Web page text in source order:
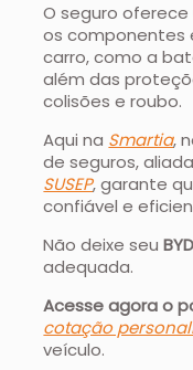
O seguro
os componentes
carro, como a
além das
colisões e roubo.
Aqui na Smartia,
de seguros,
SUSEP, garante
confiável e
Não deixe seu
adequada.
Acesse agora o
cotação
veículo.